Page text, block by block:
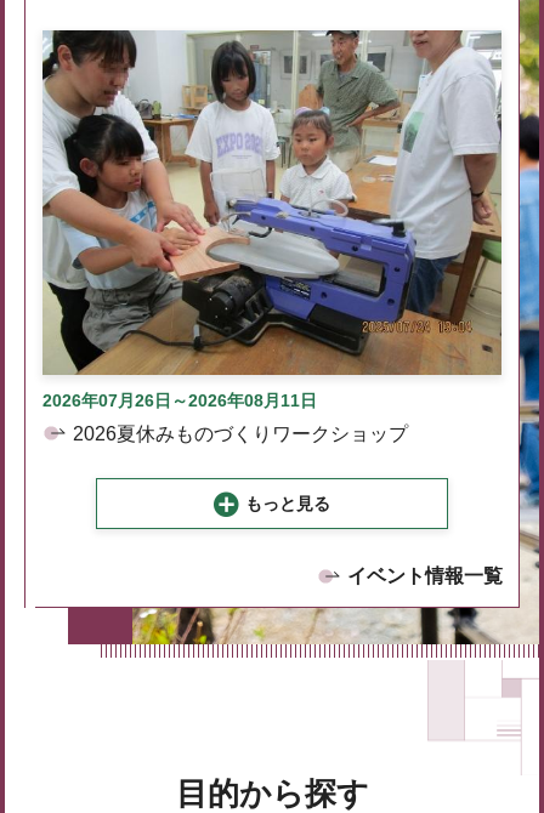
2026年07月26日～2026年08月11日
2026夏休みものづくりワークショップ
もっと見る
イベント情報一覧
目的から探す